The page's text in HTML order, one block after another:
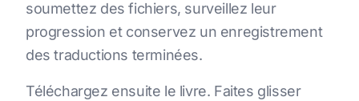
soumettez des fichiers, surveillez leur
progression et conservez un enregistrement
des traductions terminées.
Téléchargez ensuite le livre. Faites glisser